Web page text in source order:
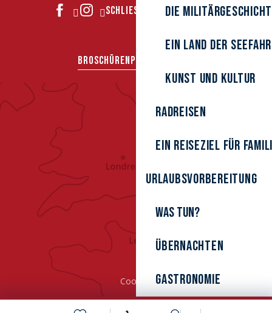
Die
Ein Land der
Kunst und Kultur
Radreisen
Ein Reiseziel für
Urlaubsvorbereitung
Was tun?
Übernachten
Gastronomie
SCHLIESSEN SIE SICH UNS AN
BROSCHÜRENPRESSEBEREICH
Cookies